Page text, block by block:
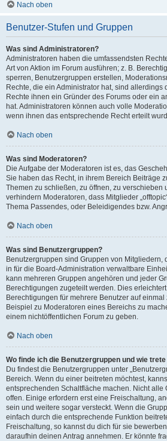
Nach oben
Benutzer-Stufen und Gruppen
Was sind Administratoren?
Administratoren haben die umfassendsten
Art von Aktion im Forum ausführen; z. B.
sperren, Benutzergruppen erstellen,
Rechte, die ein Administrator hat, sind allerdings
Rechte ihnen ein Gründer des Forums oder ein
hat. Administratoren können auch volle
wenn ihnen das entsprechende Recht erteilt
Nach oben
Was sind Moderatoren?
Die Aufgabe der Moderatoren ist es, das
Sie haben das Recht, in ihrem Bereich Beiträge
Themen zu schließen, zu öffnen, zu verschieben
verhindern Moderatoren, dass Mitglieder
Thema Passendes, oder Beleidigendes bzw.
Nach oben
Was sind Benutzergruppen?
Benutzergruppen sind Gruppen von Mitgliedern,
in für die Board-Administration verwaltbare
kann mehreren Gruppen angehören und jeder
Berechtigungen zugeteilt werden. Dies
Berechtigungen für mehrere Benutzer auf
Beispiel zu Moderatoren eines Bereichs zu
einem nichtöffentlichen Forum zu geben.
Nach oben
Wo finde ich die Benutzergruppen und wie
Du findest die Benutzergruppen unter
Bereich. Wenn du einer beitreten möchtest,
entsprechenden Schaltfläche machen. Nicht alle
offen. Einige erfordern erst eine Freischaltung,
sein und weitere sogar versteckt. Wenn die
einfach durch die entsprechende Funktion
Freischaltung, so kannst du dich für sie
daraufhin deinen Antrag annehmen. Er könnte